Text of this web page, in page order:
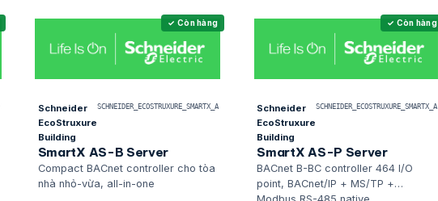
✓ Còn hàng
Schneider
EcoStruxure
Building
SCHNEIDER_ECOSTRUXURE_SMARTX_A
SmartX AS-B Server
Compact BACnet controller cho tòa
nhà nhỏ-vừa, all-in-one
✓ Còn hàng
Schneider
EcoStruxure
Building
SCHNEIDER_ECOSTRUXURE_SMARTX_A
SmartX AS-P Server
BACnet B-BC controller 464 I/O
point, BACnet/IP + MS/TP +